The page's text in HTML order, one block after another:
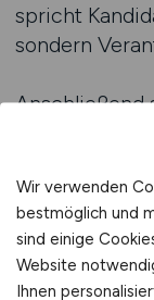
spricht
sondern
Anschließend
aufgelistet
für bessere
– Erstellung
Wir verwenden
bestmöglich und
sind einige
Website
Ihnen